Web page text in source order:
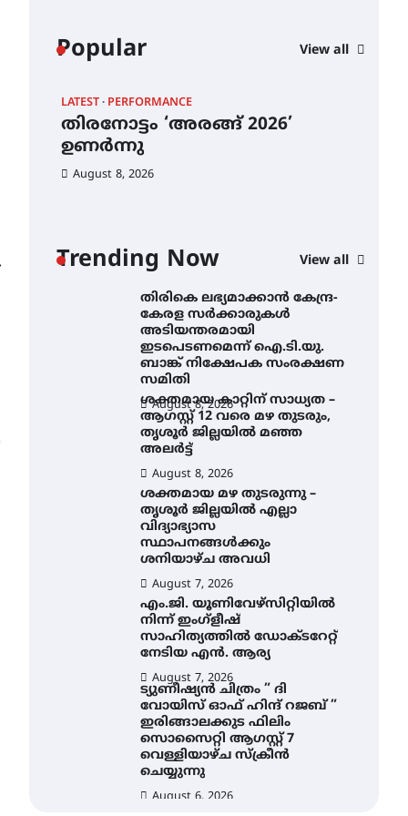
Popular View all
LATEST PERFORMANCE
തിരനോട്ടം ‘അരങ്ങ് 2026’
ഉണർന്നു
August 8, 2026
Trending Now View all
നേടിയ എൻ. ആര്യ
വോയിസ് ഓഫ് ഹിന്ദ് റജബ് ”
ഇരിങ്ങാലക്കുട ഫിലിം
സൊസൈറ്റി ആഗസ്റ്റ് 7
വെള്ളിയാഴ്ച സ്‌ക്രീൻ
ചെയ്യുന്നു
August 8, 2026
ഐ.ടി.യു. ബാങ്കിലെ
തിരികെ ലഭ്യമാക്കാൻ കേന്ദ്ര-
കേരള സർക്കാരുകൾ
അടിയന്തരമായി
ഇടപെടണമെന്ന് ഐ.ടി.യു.
ബാങ്ക് നിക്ഷേപക സംരക്ഷണ
സമിതി
August 8, 2026
ശക്തമായ കാറ്റിന് സാധ്യത –
ആഗസ്റ്റ് 12 വരെ മഴ തുടരും,
തൃശൂർ ജില്ലയിൽ മഞ്ഞ
അലർട്ട്
August 8, 2026
ശക്തമായ മഴ തുടരുന്നു –
തൃശൂർ ജില്ലയിൽ എല്ലാ
വിദ്യാഭ്യാസ
സ്ഥാപനങ്ങൾക്കും
ശനിയാഴ്ച അവധി
August 7, 2026
എം.ജി. യൂണിവേഴ്‌സിറ്റിയിൽ
നിന്ന് ഇംഗ്ളീഷ്
സാഹിത്യത്തിൽ ഡോക്ടറേറ്റ്
നേടിയ എൻ. ആര്യ
August 7, 2026
ട്യുണീഷ്യൻ ചിത്രം ” ദി
വോയിസ് ഓഫ് ഹിന്ദ് റജബ് ”
ഇരിങ്ങാലക്കുട ഫിലിം
സൊസൈറ്റി ആഗസ്റ്റ് 7
വെള്ളിയാഴ്ച സ്‌ക്രീൻ
ചെയ്യുന്നു
August 6, 2026